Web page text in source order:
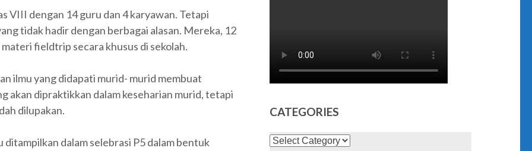
VIII dengan 14 guru dan 4 karyawan. Tetapi
tidak hadir dengan berbagai alasan. Mereka, 12
fieldtrip secara khusus di sekolah.
ilmu yang didapati murid- murid membuat
akan dipraktikkan dalam keseharian murid, tetapi
dilupakan.
dalam selebrasi P5 dalam bentuk
CATEGORIES
Categories